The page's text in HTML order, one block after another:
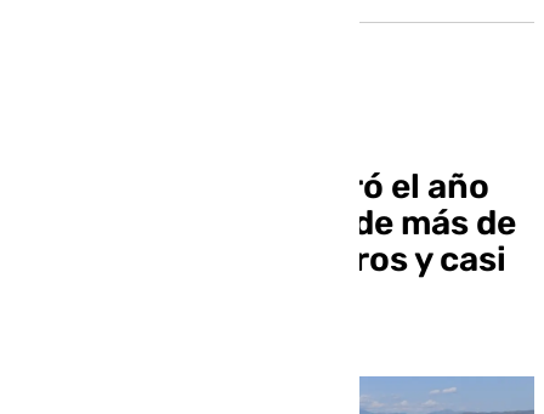
Málaga TechPark cerró el año
con una facturación de más de
4.000 millones de euros y casi